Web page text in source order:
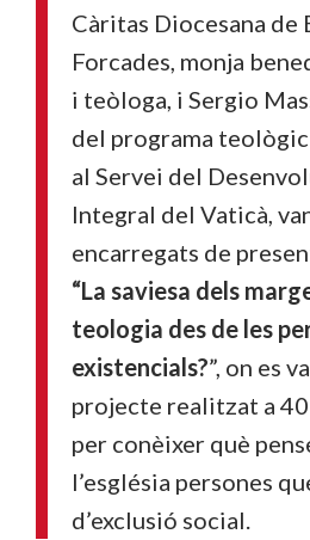
Càritas Diocesana de
Forcades, monja
i teòloga, i Sergio
del programa
al Servei del
Integral del Vaticà, va
encarregats de
“La saviesa dels
teologia des de les
existencials?”, on es
projecte realitzat a
per conèixer què pens
l’església persones
d’exclusió social.